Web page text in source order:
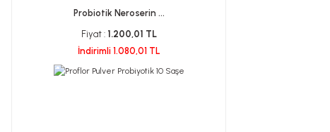
Probiotik Neroserin ...
Fiyat : 1.200,01 TL
İndirimli 1.080,01 TL